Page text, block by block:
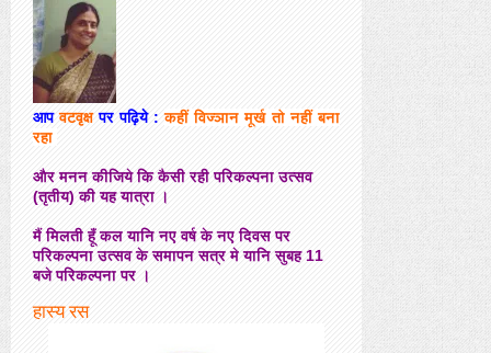
आपवटवृक्षपर पढ़िये :कहीं विज्ञान मूर्ख तो नहीं बना
रहा
और मनन कीजिये कि कैसी रही परिकल्पना उत्सव
(तृतीय) की यह यात्रा ।
मैं मिलती हूँ कल यानि नए वर्ष के नए दिवस पर
परिकल्पना उत्सव के समापन सत्र मे यानि सुबह 11
बजे परिकल्पना पर ।
हास्य रस